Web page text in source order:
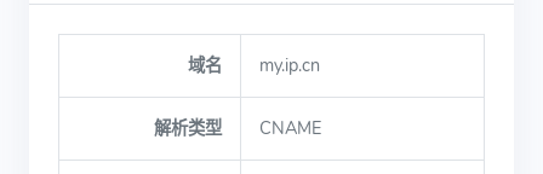
域名 my.ip.cn
解析类型 CNAME